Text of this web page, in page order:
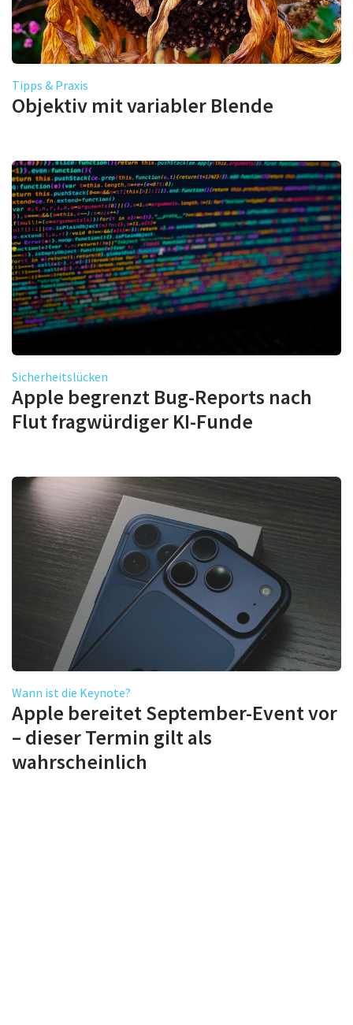
Tipps & Praxis
Objektiv mit variabler Blende
Sicherheitslücken
Apple begrenzt Bug-Reports nach
Flut fragwürdiger KI-Funde
Wann ist die Keynote?
Apple bereitet September-Event vor
– dieser Termin gilt als
wahrscheinlich